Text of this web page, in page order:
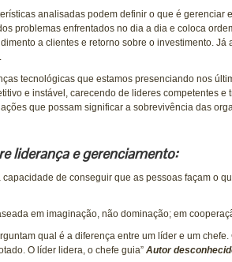
analisadas podem definir o que é gerenciar
problemas enfrentados no dia a dia e coloca
a clientes e retorno sobre o investimento.
tecnológicas que estamos presenciando nos
e instável, carecendo de lideres competentes
que possam significar a sobrevivência das
liderança e gerenciamento:
capacidade de conseguir que as pessoas façam o
em imaginação, não dominação; em
qual é a diferença entre um líder e um
O líder lidera, o chefe guia” Autor